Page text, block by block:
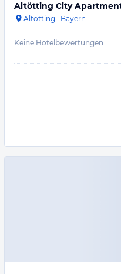
Altötting City
Altötting · Bayern
Keine Hotelbewertungen